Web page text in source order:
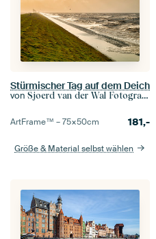
Stürmischer Tag auf dem Deich
von Sjoerd van der Wal Fotografie
ArtFrame™ –75×50cm 181,-
Größe & Material selbst wählen